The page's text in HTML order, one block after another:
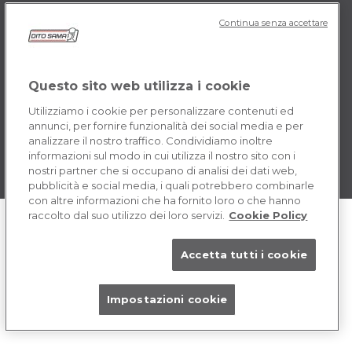
POLICY IT
CookieQuesto sito web utilizza i cookie
Utilizziamo i cookie per personalizzare contenuti ed
annunci, per fornire funzionalità dei social media e per
analizzare il nostro traffico. Condividiamo inoltre
informazioni sul modo in cui utilizza il nostro sito con i
nostri partner che si occupano di analisi dei dati web,
pubblicità e social media, i quali potrebbero combinarle
con altre informazioni che ha fornito loro o che hanno
raccolto dal suo utilizzo dei loro servizi. Cookie Policy
Accetta tutti i cookie
Impostazioni cookie
Continua senza accettare